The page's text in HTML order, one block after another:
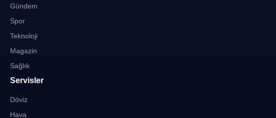
Gündem
Spor
Teknoloji
Magazin
Sağlık
Servisler
Döviz
Hava